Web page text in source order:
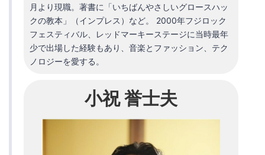
月より現職。著書に「いちばんやさしいグロースハッ
クの教本」（インプレス）など。 2000年フジロック
フェスティバル、レッドマーキーステージに当時最年
少で出場した経験もあり、音楽とファッション、テク
ノロジーを愛する。
小祝 誉士夫